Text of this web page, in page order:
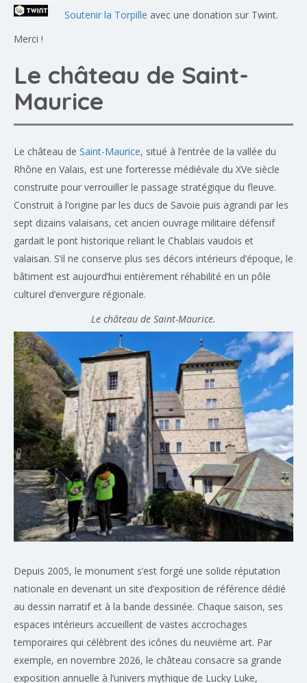
Soutenir la Torpille avec une donation sur Twint.
Merci !
Le château de Saint-
Maurice
Le château de Saint-Maurice, situé à l’entrée de la vallée du
Rhône en Valais, est une forteresse médiévale du XVe siècle
construite pour verrouiller le passage stratégique du fleuve.
Construit à l’origine par les ducs de Savoie puis agrandi par les
sept dizains valaisans, cet ancien ouvrage militaire défensif
gardait le pont historique reliant le Chablais vaudois et
valaisan. S’il ne conserve plus ses décors intérieurs d’époque, le
bâtiment est aujourd’hui entièrement réhabilité en un pôle
culturel d’envergure régionale.
Le château de Saint-Maurice.
Depuis 2005, le monument s’est forgé une solide réputation
nationale en devenant un site d’exposition de référence dédié
au dessin narratif et à la bande dessinée. Chaque saison, ses
espaces intérieurs accueillent de vastes accrochages
temporaires qui célèbrent des icônes du neuvième art. Par
exemple, en novembre 2026, le château consacre sa grande
exposition annuelle à l’univers mythique de Lucky Luke,